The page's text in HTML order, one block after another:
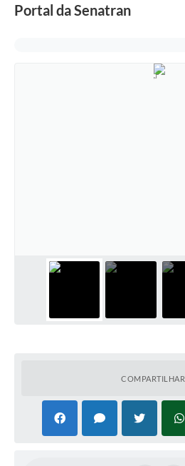
Portal da Senatran
COMPARTILHAR